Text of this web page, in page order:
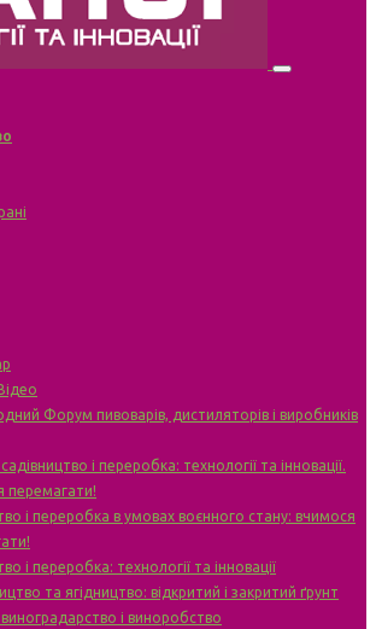
Форум пивоварів, дистиляторів і виробників
і переробка: технології та інновації.
перемагати!
і переробка в умовах воєнного стану: вчимося
і переробка: технології та інновації
та ягідництво: відкритий і закритий ґрунт
і виноробство